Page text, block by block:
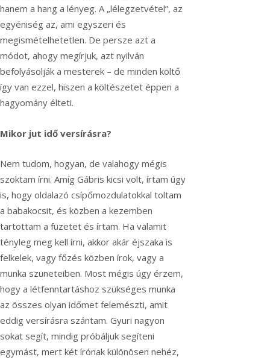
hanem a hang a lényeg. A „lélegzetvétel”, az
egyéniség az, ami egyszeri és
megismételhetetlen. De persze azt a
módot, ahogy megírjuk, azt nyilván
befolyásolják a mesterek – de minden költő
így van ezzel, hiszen a költészetet éppen a
hagyomány élteti.
Mikor jut idő versírásra?
Nem tudom, hogyan, de valahogy mégis
szoktam írni. Amíg Gábris kicsi volt, írtam úgy
is, hogy oldalazó csípőmozdulatokkal toltam
a babakocsit, és közben a kezemben
tartottam a füzetet és írtam. Ha valamit
tényleg meg kell írni, akkor akár éjszaka is
felkelek, vagy főzés közben írok, vagy a
munka szüneteiben. Most mégis úgy érzem,
hogy a létfenntartáshoz szükséges munka
az összes olyan időmet felemészti, amit
eddig versírásra szántam. Gyuri nagyon
sokat segít, mindig próbáljuk segíteni
egymást, mert két írónak különösen nehéz,